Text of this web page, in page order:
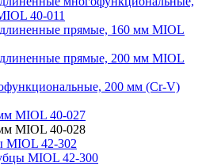
40-011
прямые, 160 мм MIOL
прямые, 200 мм MIOL
200 мм (Cr-V)
MIOL 40-027
MIOL 40-028
MIOL 42-302
MIOL 42-300